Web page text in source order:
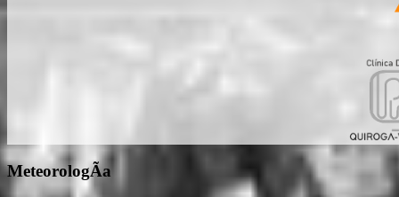
MeteorologÃ­a